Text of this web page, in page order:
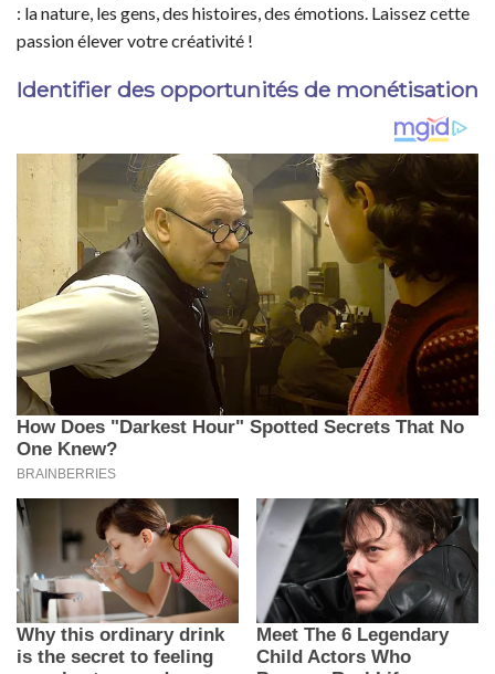
: la nature, les gens, des histoires, des émotions. Laissez cette
passion élever votre créativité !
Identifier des opportunités de monétisation